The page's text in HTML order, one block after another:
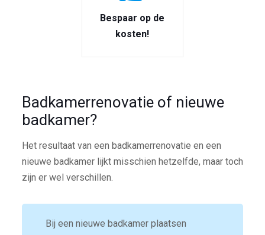
Bespaar op de
kosten!
Badkamerrenovatie of nieuwe
badkamer?
Het resultaat van een badkamerrenovatie en een
nieuwe badkamer lijkt misschien hetzelfde, maar toch
zijn er wel verschillen.
Bij een nieuwe badkamer plaatsen